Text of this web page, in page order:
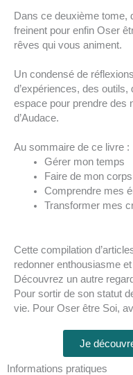
Dans ce deuxième tome,
freinent pour enfin Oser
rêves qui vous animent.
Un condensé de
d’expériences, des
espace pour prendre des
d’Audace.
Au sommaire de ce livre :
Gérer mon temps
Faire de mon
Comprendre mes
Transformer mes
Cette compilation
redonner enthousiasme
Découvrez un autre
Pour sortir de son statut
vie. Pour Oser être Soi,
Je
Informations pratiques